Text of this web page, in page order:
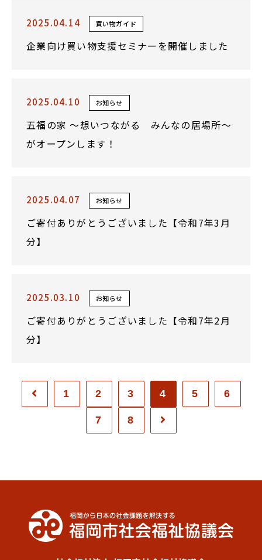
2025.04.14 買い物ガイド
企業向け買い物支援セミナーを開催しました
2025.04.10 お知らせ
五福の家 ～想いつながる みんなの居場所～
がオープンします！
2025.04.07 お知らせ
ご寄付ありがとうございました【令和7年3月
分】
2025.03.10 お知らせ
ご寄付ありがとうございました【令和7年2月
分】
1 2 3 4 5 6
7 8